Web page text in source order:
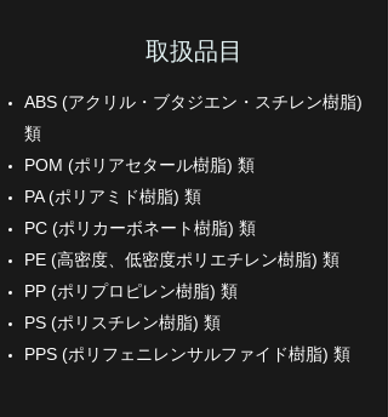
取扱品目
ABS (アクリル・ブタジエン・スチレン樹脂)
類
POM (ポリアセタール樹脂) 類
PA (ポリアミド樹脂) 類
PC (ポリカーボネート樹脂) 類
PE (高密度、低密度ポリエチレン樹脂) 類
PP (ポリプロピレン樹脂) 類
PS (ポリスチレン樹脂) 類
PPS (ポリフェニレンサルファイド樹脂) 類